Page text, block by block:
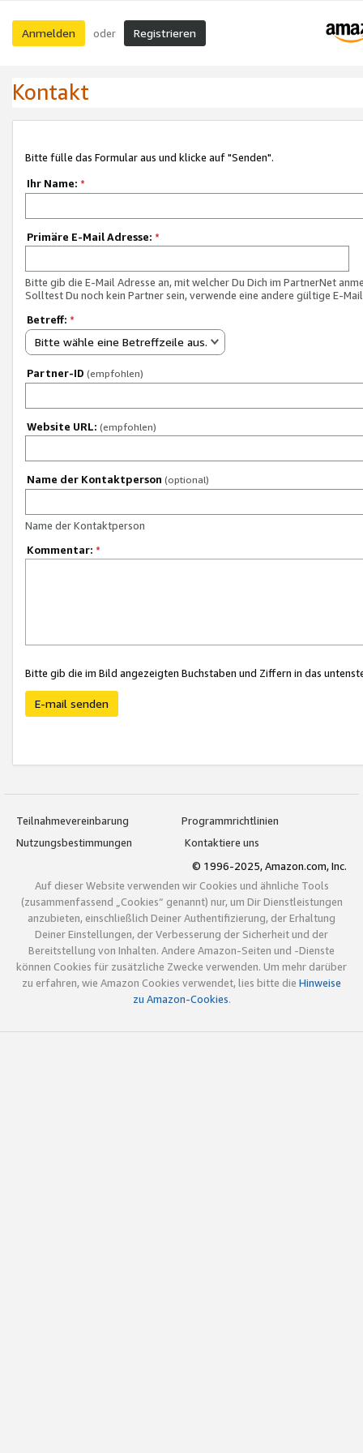
Anmelden oder Registrieren
Kontakt
Bitte fülle das Formular aus und klicke auf "Senden".
Ihr Name: *
Primäre E-Mail Adresse: *
Bitte gib die E-Mail Adresse an, mit welcher Du Dich im PartnerNet
Solltest Du noch kein Partner sein, verwende eine andere gültige E-
Betreff: *
Bitte wähle eine Betreffzeile aus.
Partner-ID (empfohlen)
Website URL: (empfohlen)
Name der Kontaktperson (optional)
Name der Kontaktperson
Kommentar: *
Bitte gib die im Bild angezeigten Buchstaben und Ziffern in das
E-mail senden
Teilnahmevereinbarung
Programmrichtlinien
Nutzungsbestimmungen
Kontaktiere uns
© 1996-2025, Amazon.com, Inc.
Auf dieser Website verwenden wir Cookies und ähnliche Tools
(zusammenfassend „Cookies“ genannt) nur, um Dir Dienstleistungen
anzubieten, einschließlich Deiner Authentifizierung, der Erhaltung
Deiner Einstellungen, der Verbesserung der Sicherheit und der
Bereitstellung von Inhalten. Andere Amazon-Seiten und -Dienste
können Cookies für zusätzliche Zwecke verwenden. Um mehr darüber
zu erfahren, wie Amazon Cookies verwendet, lies bitte die Hinweise
zu Amazon-Cookies.